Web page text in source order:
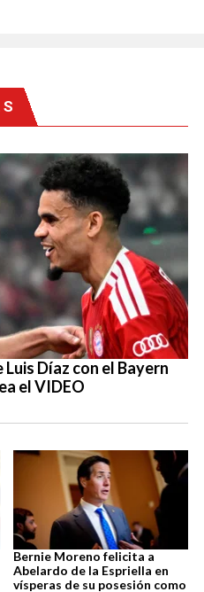
Díaz con el Bayern
el VIDEO
Bernie Moreno felicita a
Abelardo de la Espriella en
vísperas de su posesión como